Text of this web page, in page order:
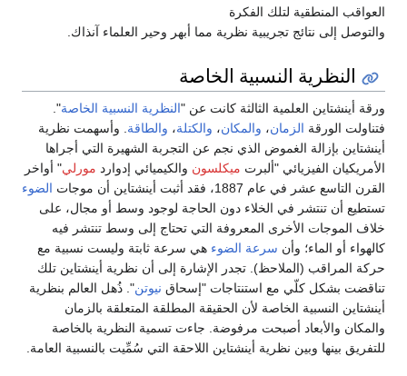
العواقب المنطقية لتلك الفكرة
والتوصل إلى نتائج تجريبية نظرية مما أبهر وحير العلماء آنذاك.
النظرية النسبية الخاصة
ورقة أينشتاين العلمية الثالثة كانت عن "النظرية النسبية الخاصة".
فتناولت الورقة الزمان، والمكان، والكتلة، والطاقة . وأسهمت نظرية
أينشتاين بإزالة الغموض الذي نجم عن التجربة الشهيرة التي أجراها
الأمريكيان الفيزيائي "ألبرت ميكلسون والكيميائي إدوارد مورلي" أواخر
القرن التاسع عشر في عام 1887، فقد أثبت أينشتاين أن موجات
الضوء
تستطيع أن تنتشر في الخلاء دون الحاجة لوجود وسط أو مجال، على
خلاف الموجات الأخرى المعروفة التي تحتاج إلى وسط تنتشر فيه
كالهواء أو الماء؛ وأن سرعة الضوء هي سرعة ثابتة وليست نسبية مع
حركة المراقب (الملاحظ). تجدر الإشارة إلى أن نظرية أينشتاين تلك
تناقضت بشكل كلّي مع استنتاجات "إسحاق نيوتن". ذُهل العالم بنظرية
أينشتاين النسبية الخاصة لأن الحقيقة المطلقة المتعلقة بالزمان
والمكان والأبعاد أصبحت مرفوضة. جاءت تسمية النظرية بالخاصة
للتفريق بينها وبين نظرية أينشتاين اللاحقة التي سُمِّيت بالنسبية العامة.